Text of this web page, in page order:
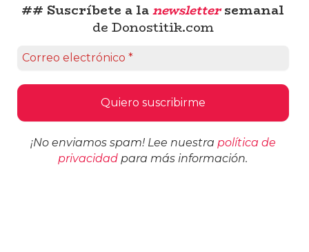
## Suscríbete a lanewslettersemanal
de Donostitik.com
¡No enviamos spam! Lee nuestra política de
privacidad para más información.